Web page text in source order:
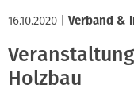
Soziales &
Verband &
16.10.2020 Verband &
Holzbau